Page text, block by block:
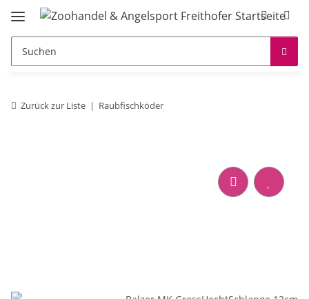
Zurück zur Liste Raubfischköder